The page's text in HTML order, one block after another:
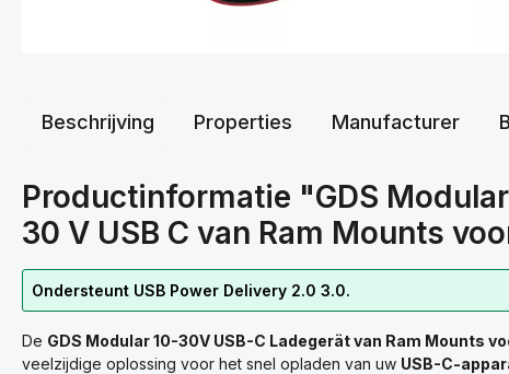
Beschrijving Properties Manufacturer
Productinformatie "GDS
30 V USB C van Ram Mounts
Ondersteunt USB Power Delivery 2.0 3.0.
De GDS Modular 10-30V USB-C Ladegerät van Ram Mounts
veelzijdige oplossing voor het snel opladen van uw USB-C-